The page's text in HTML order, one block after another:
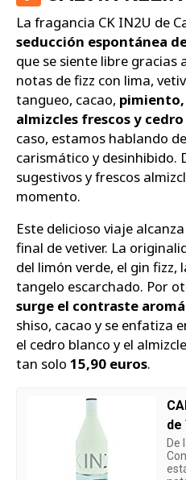
La fragancia CK IN2U de
seducción espontánea
que se siente libre gracias
notas de fizz con lima,
tangueo, cacao, pimiento,
almizcles frescos y
caso, estamos hablando
carismático y desinhibido.
sugestivos y frescos
momento.
Este delicioso viaje
final de vetiver. La
del limón verde, el gin fizz,
tangelo escarchado. Por
surge el contraste
shiso, cacao y se enfatiza
el cedro blanco y el
tan solo 15,90 euros.
de
De